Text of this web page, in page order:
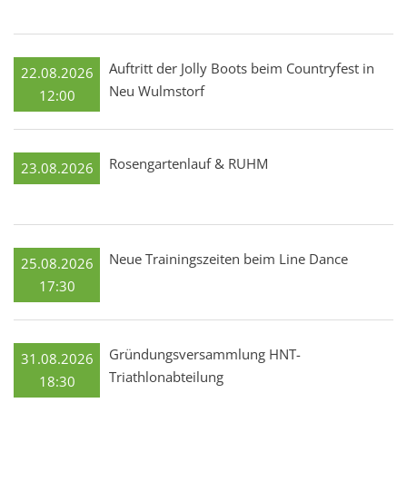
22.08.2026
12:00
Auftritt der Jolly Boots beim Countryfest in
Neu Wulmstorf
23.08.2026 Rosengartenlauf & RUHM
25.08.2026
17:30
Neue Trainingszeiten beim Line Dance
31.08.2026
18:30
Gründungsversammlung HNT-
Triathlonabteilung